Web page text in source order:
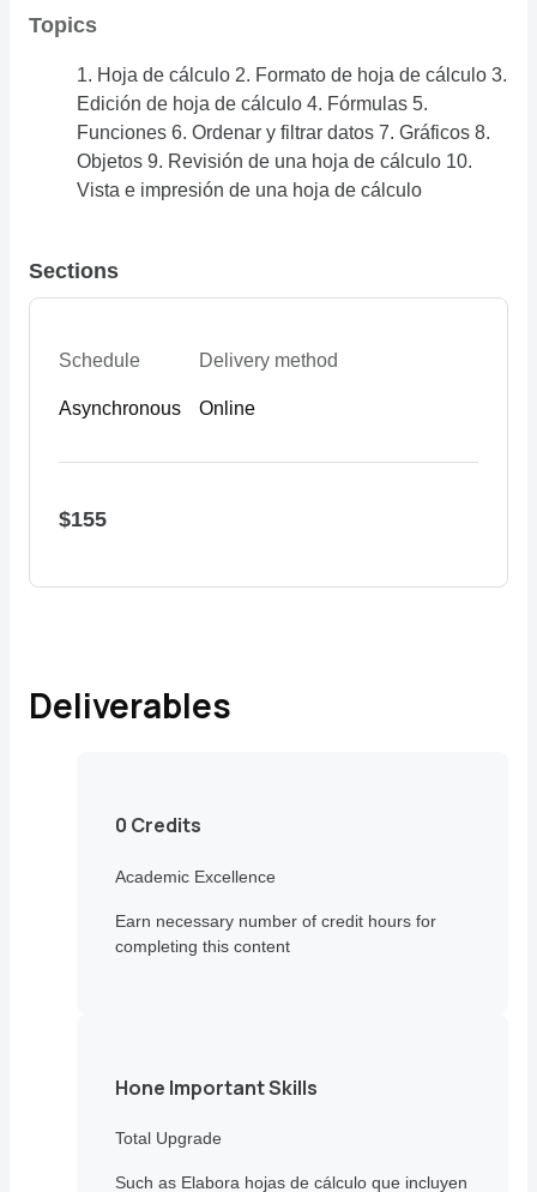
Topics
1. Hoja de cálculo 2. Formato de hoja de cálculo 3.
Edición de hoja de cálculo 4. Fórmulas 5.
Funciones 6. Ordenar y filtrar datos 7. Gráficos 8.
Objetos 9. Revisión de una hoja de cálculo 10.
Vista e impresión de una hoja de cálculo
Sections
Schedule
Asynchronous
Delivery method
Online
$155
Deliverables
0 Credits
Academic Excellence
Earn necessary number of credit hours for
completing this content
Hone Important Skills
Total Upgrade
Such as Elabora hojas de cálculo que incluyen